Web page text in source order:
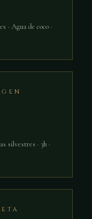
· Agua de coco ·
silvestres · 3h ·